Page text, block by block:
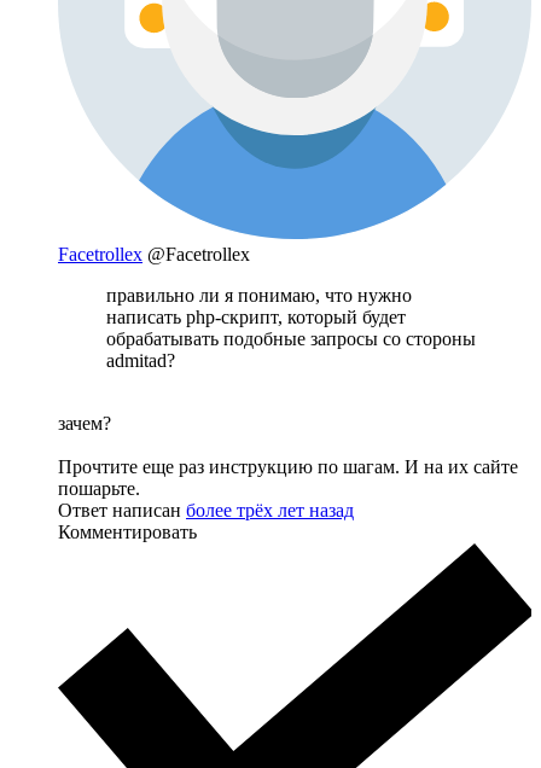
Facetrollex @Facetrollex
правильно ли я понимаю, что нужно
написать php-скрипт, который будет
обрабатывать подобные запросы со стороны
admitad?
зачем?
Прочтите еще раз инструкцию по шагам. И на их сайте
пошарьте.
Ответ написан более трёх лет назад
Комментировать